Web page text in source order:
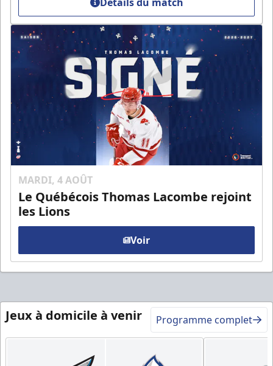
MARDI, 4 AOÛT
Le Québécois Thomas Lacombe rejoint
les Lions
Voir
Jeux à domicile à venir Programme complet